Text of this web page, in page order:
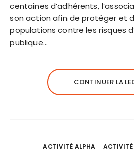
centaines d’adhérents,
son action afin de protéger et
populations contre les risques
publique…
CONTINUER LA
ACTIVITÉ ALPHA ACTIVITÉ